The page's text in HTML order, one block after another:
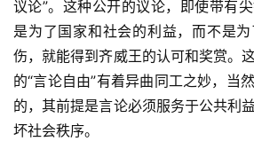
议论”。这种公开的议论，即使带有
是为了国家和社会的利益，而不是
伤，就能得到齐威王的认可和奖赏。
的“言论自由”有着异曲同工之妙，当
的，其前提是言论必须服务于公共利
坏社会秩序。